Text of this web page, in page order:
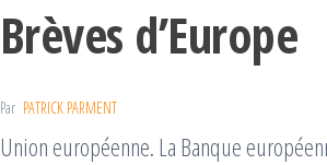
Brèves d’Europe
Par PATRICK PARMENT
Union européenne. La Banque